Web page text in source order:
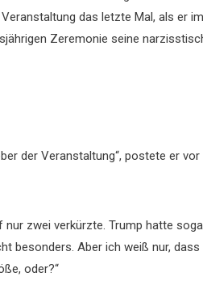
das letzte Mal, als er
Zeremonie seine
der Veranstaltung“, postete er vor
nur zwei verkürzte. Trump hatte
besonders. Aber ich weiß nur,
oder?“